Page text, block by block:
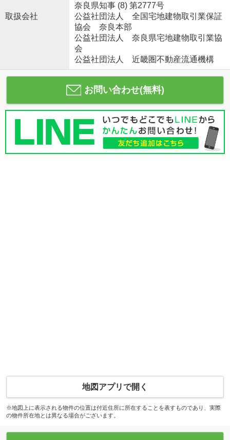
取扱会社
奈良県知事 (8) 第2777号
公益社団法人 全国宅地建物取引業保証
協会 奈良本部
公益社団法人 奈良県宅地建物取引業協
会
公益社団法人 近畿圏不動産流通機構
お問い合わせ(無料)
地図アプリで開く
※地図上に表示される物件の位置は付近住所に所在することを表すものであり、実際
の物件所在地とは異なる場合がございます。